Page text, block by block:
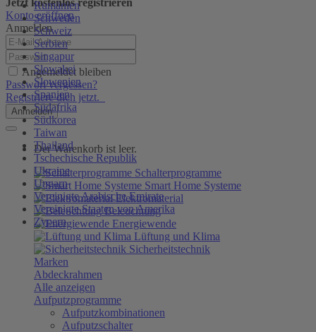
Rumänien
Schweden
Schweiz
Serbien
Singapur
Slowakei
Slowenien
Spanien
Südafrika
Südkorea
Taiwan
Thailand
Tschechische Republik
Ukraine
Ungarn
Vereinigte Arabische Emirate
Vereinigte Staaten von Amerika
Zypern
Jetzt kostenlos registrieren
Konto eröffnen
Anmelden
Angemeldet bleiben
Passwort vergessen?
Registriere dich jetzt.
Anmelden
Der Warenkorb ist leer.
Schalterprogramme
Smart Home Systeme
Elektromaterial
Beleuchtung
Energiewende
Lüftung und Klima
Sicherheitstechnik
Marken
Abdeckrahmen
Alle anzeigen
Aufputzprogramme
Aufputzkombinationen
Aufputzschalter